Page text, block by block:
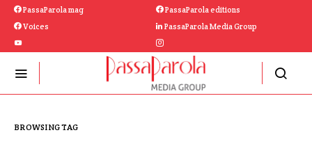
PassaParola mag
PassaParola editions
Voices
PassaParola Media Group
BROWSING TAG